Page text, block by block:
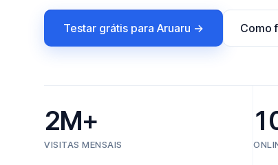
Testar grátis para Aruaru → Como
2M+
VISITAS MENSAIS